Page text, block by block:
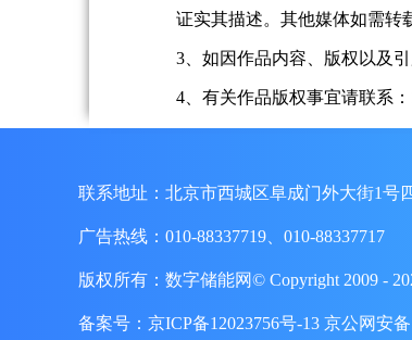
证实其描述。其他媒体如需转
3、如因作品内容、版权以及
4、有关作品版权事宜请联系：
联系地址：北京市西城区阜成门外大街1号
广告热线：010-88337719、010-88337717
版权所有：数字储能网© Copyright 2009 -
备案号： 京ICP备12023756号-13 京公网安备